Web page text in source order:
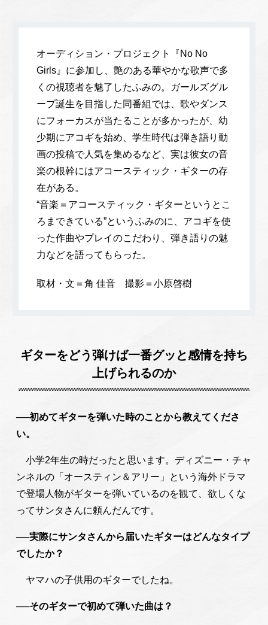
オーディション・プロジェクト『No No
Girls』に参加し、艶のある華やかな歌声で多
くの視聴者を魅了したふみの。ガールズグル
ープ誕生を目指した同番組では、歌やダンス
にフォーカスが当たることが多かったが、幼
少期にアコギを始め、学生時代は弾き語り動
画の投稿で人気を集めるなど、実は彼女の音
楽の根幹にはアコースティック・ギターの存
在がある。
“音楽＝アコースティック・ギターというとこ
ろまできている”というふみのに、アコギを使
った作曲やプレイのこだわり、弾き語りの魅
力などを語ってもらった。
取材・文＝角 佳音 撮影＝小原啓樹
ギターをどう弾けば一番グッと感情を持ち
上げられるのか
──初めてギターを弾いた時のことから教えてくださ
い。
小学2年生の時だったと思います。ディズニー・チャ
ンネルの「オースティン＆アリー」という海外ドラマ
で登場人物がギターを弾いているのを観て、欲しくな
ってサンタさんに頼んだんです。
──実際にサンタさんから届いたギターはどんなタイプ
でしたか？
ヤマハの子供用のギターでしたね。
──そのギターで初めて弾いた曲は？